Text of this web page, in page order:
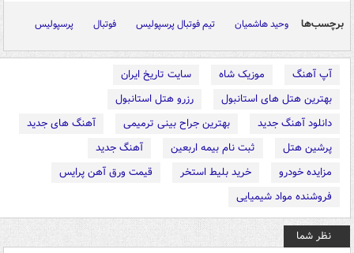
برچسب‌ها وحید هاشمیان تیم فوتبال پرسپولیس فوتبال پرسپولیس
آپ آهنگ موزیک شاه
سایت تاریخ ایران
بهترین هتل های استانبول
رزرو هتل استانبول
دانلود آهنگ جدید
بهترین جراح بینی ترمیمی
آهنگ های جدید
پرشین هتل
ثبت نام بیمه اربعین
آهنگ جدید
مزایده خودرو
خرید بلیط استخر
قیمت ورق آهن پرایس
فروشنده مواد شیمیایی
نظر شما